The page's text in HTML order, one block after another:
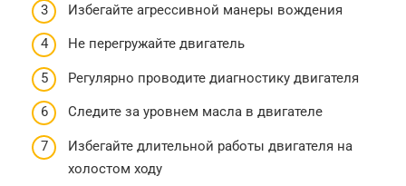
Избегайте агрессивной манеры вождения
Не перегружайте двигатель
Регулярно проводите диагностику двигателя
Следите за уровнем масла в двигателе
Избегайте длительной работы двигателя на
холостом ходу